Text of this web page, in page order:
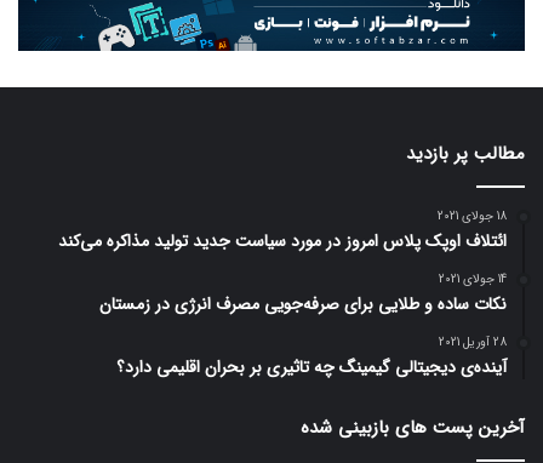
مطالب پر بازدید
18 جولای 2021
ائتلاف اوپک پلاس امروز در مورد سیاست جدید تولید مذاکره می‌کند
14 جولای 2021
نکات ساده و طلایی برای صرفه‌جویی مصرف انرژی در زمستان
28 آوریل 2021
آینده‌ی دیجیتالی گیمینگ چه تاثیری بر بحران اقلیمی دارد؟
آخرین پست های بازبینی شده